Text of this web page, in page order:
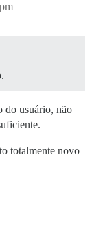
do usuário, não
totalmente novo